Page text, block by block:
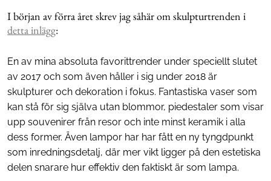
I början av förra året skrev jag såhär om skulpturtrenden i
detta inlägg:
En av mina absoluta favorittrender under speciellt slutet
av 2017 och som även håller i sig under 2018 är
skulpturer och dekoration i fokus. Fantastiska vaser som
kan stå för sig själva utan blommor, piedestaler som visar
upp souvenirer från resor och inte minst keramik i alla
dess former. Även lampor har har fått en ny tyngdpunkt
som inredningsdetalj, där mer vikt ligger på den estetiska
delen snarare hur effektiv den faktiskt är som lampa.